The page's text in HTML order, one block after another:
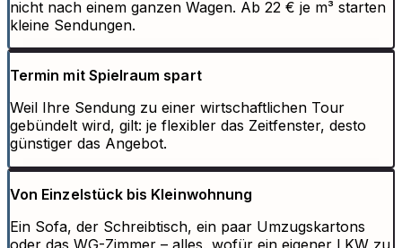
nicht nach einem ganzen Wagen. Ab 22 € je m³ starten
kleine Sendungen.
Termin mit Spielraum spart
Weil Ihre Sendung zu einer wirtschaftlichen Tour
gebündelt wird, gilt: je flexibler das Zeitfenster, desto
günstiger das Angebot.
Von Einzelstück bis Kleinwohnung
Ein Sofa, der Schreibtisch, ein paar Umzugskartons
oder das WG-Zimmer – alles, wofür ein eigener LKW zu